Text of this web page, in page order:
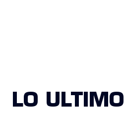
LO ULTIMO